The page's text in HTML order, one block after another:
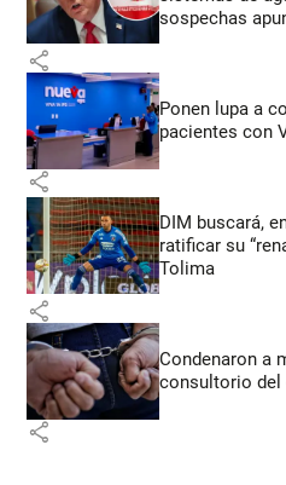
sospechas
share
Ponen lupa a
pacientes con
share
DIM buscará,
ratificar su
Tolima
share
Condenaron a
consultorio del
share